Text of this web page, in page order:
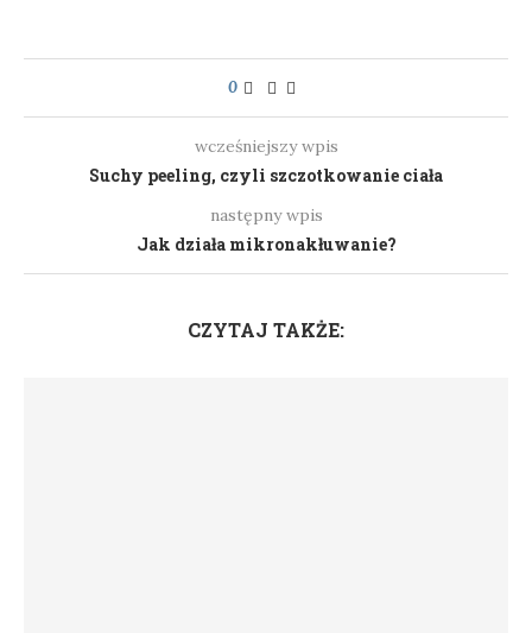
0
wcześniejszy wpis
Suchy peeling, czyli szczotkowanie ciała
następny wpis
Jak działa mikronakłuwanie?
CZYTAJ TAKŻE: